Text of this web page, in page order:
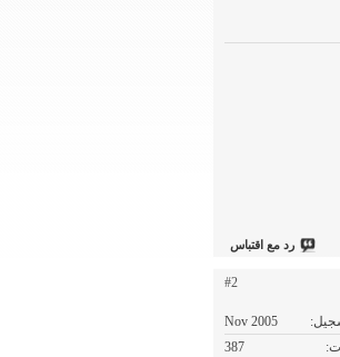
رد مع اقتباس
#2
Nov 2005
387